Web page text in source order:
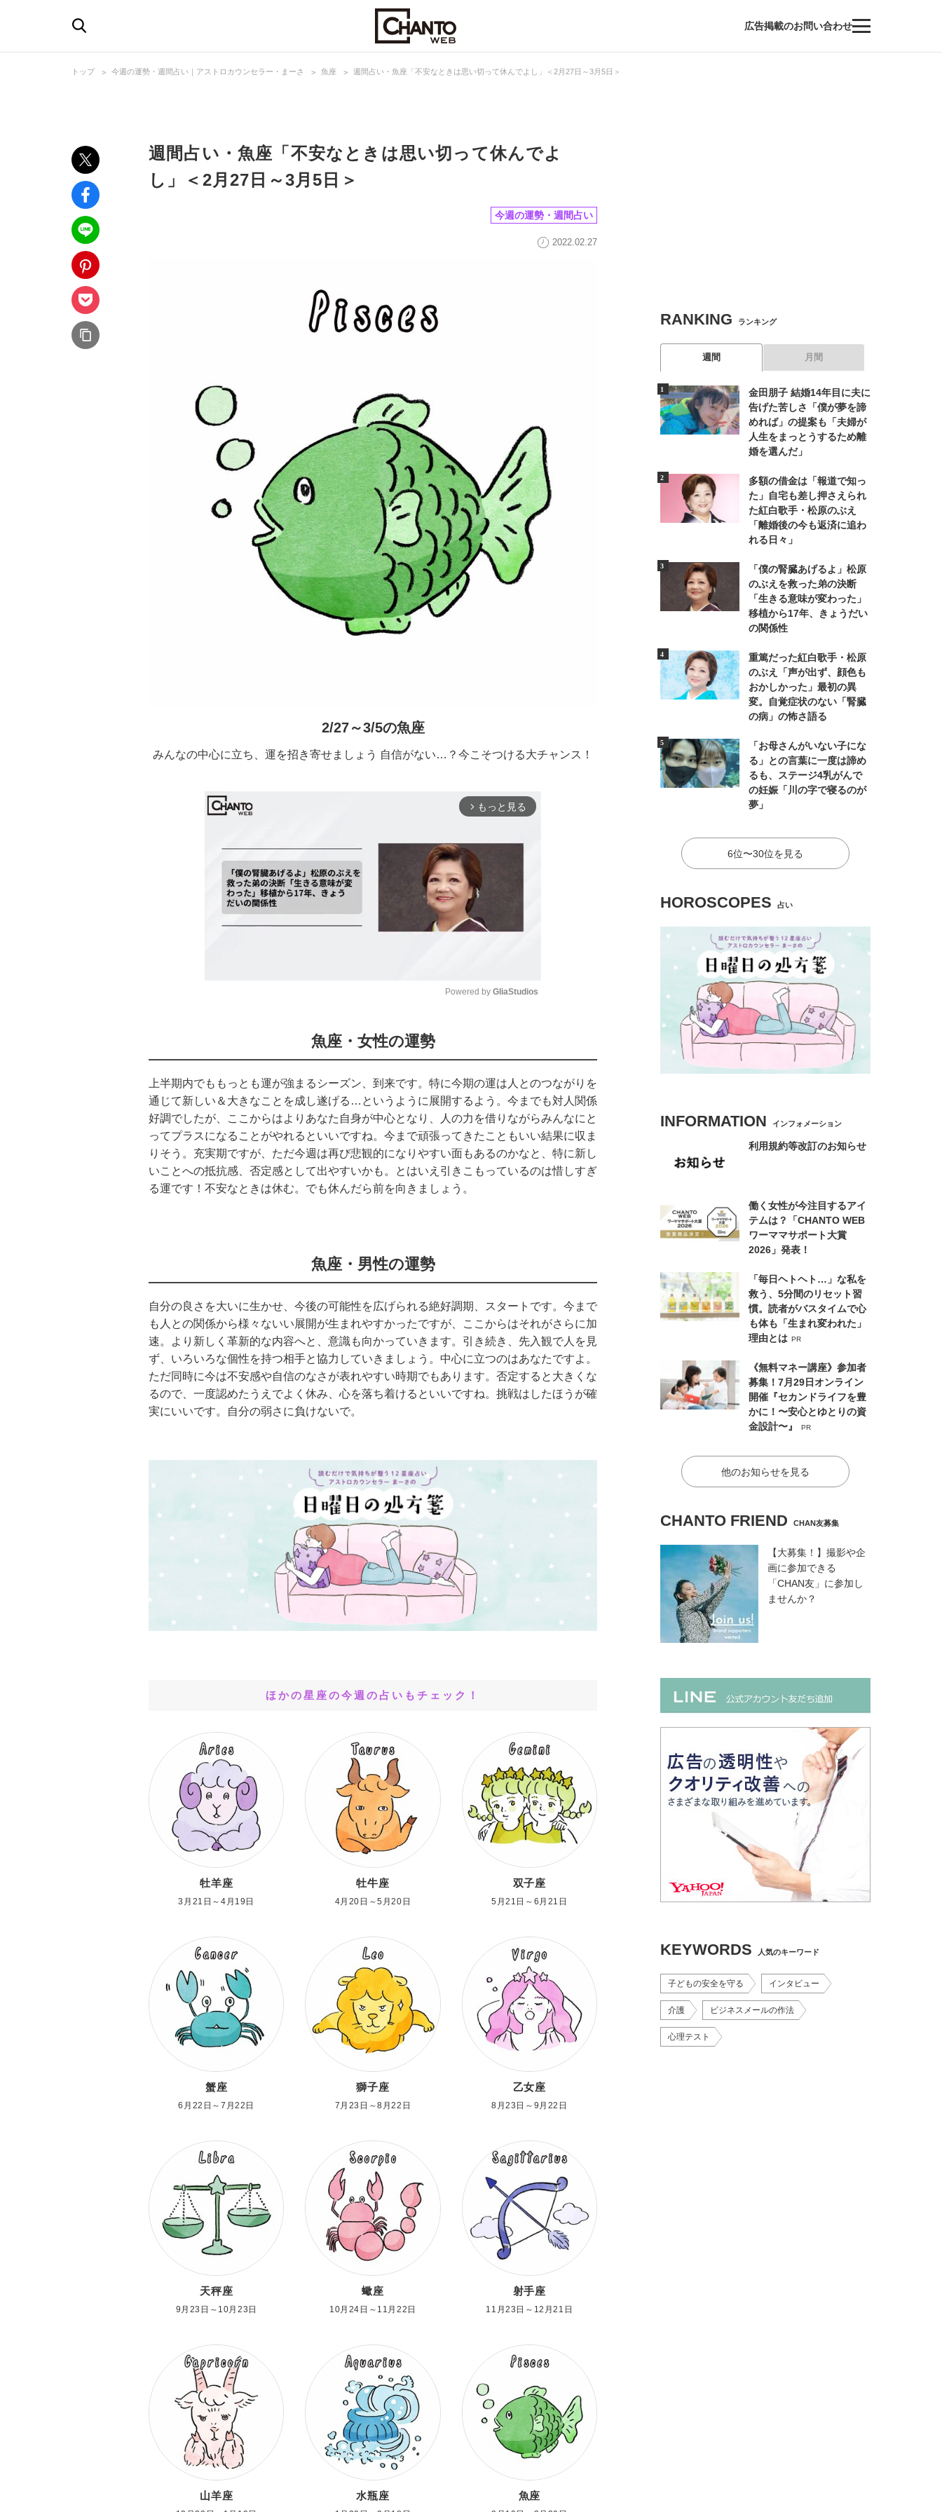
広告掲載のお問い合わせ
トップ 今週の運勢・週間占い｜アストロカウンセラー・まーさ 魚座 週間占い・魚座「不安なときは思い切って休んでよし」＜2月27日～3月5日＞
週間占い・魚座「不安なときは思い切って休んでよ
し」＜2月27日～3月5日＞
今週の運勢・週間占い
2022.02.27
2/27～3/5の魚座
みんなの中心に立ち、運を招き寄せましょう 自信がない…？今こそつける大チャンス！
arrow_forward_ios もっと見る
Powered by GliaStudios
魚座・女性の運勢
上半期内でももっとも運が強まるシーズン、到来です。特に今期の運は人とのつながりを
通じて新しい＆大きなことを成し遂げる…というように展開するよう。今までも対人関係
好調でしたが、ここからはよりあなた自身が中心となり、人の力を借りながらみんなにと
ってプラスになることがやれるといいですね。今まで頑張ってきたこともいい結果に収ま
りそう。充実期ですが、ただ今週は再び悲観的になりやすい面もあるのかなと、特に新し
いことへの抵抗感、否定感として出やすいかも。とはいえ引きこもっているのは惜しすぎ
る運です！不安なときは休む。でも休んだら前を向きましょう。
魚座・男性の運勢
自分の良さを大いに生かせ、今後の可能性を広げられる絶好調期、スタートです。今まで
も人との関係から様々ないい展開が生まれやすかったですが、ここからはそれがさらに加
速。より新しく革新的な内容へと、意識も向かっていきます。引き続き、先入観で人を見
ず、いろいろな個性を持つ相手と協力していきましょう。中心に立つのはあなたですよ。
ただ同時に今は不安感や自信のなさが表れやすい時期でもあります。否定すると大きくな
るので、一度認めたうえでよく休み、心を落ち着けるといいですね。挑戦はしたほうが確
実にいいです。自分の弱さに負けないで。
ほかの星座の今週の占いもチェック！
牡羊座
3月21日～4月19日
牡牛座
4月20日～5月20日
双子座
5月21日～6月21日
蟹座
6月22日～7月22日
獅子座
7月23日～8月22日
乙女座
8月23日～9月22日
天秤座
9月23日～10月23日
蠍座
10月24日～11月22日
射手座
11月23日～12月21日
山羊座 水瓶座 魚座
RANKING ランキング
週間 月間
金田朋子 結婚14年目に夫に
告げた苦しさ「僕が夢を諦
めれば」の提案も「夫婦が
人生をまっとうするため離
婚を選んだ」
多額の借金は「報道で知っ
た」自宅も差し押さえられ
た紅白歌手・松原のぶえ
「離婚後の今も返済に追わ
れる日々」
「僕の腎臓あげるよ」松原
のぶえを救った弟の決断
「生きる意味が変わった」
移植から17年、きょうだい
の関係性
重篤だった紅白歌手・松原
のぶえ「声が出ず、顔色も
おかしかった」最初の異
変。自覚症状のない「腎臓
の病」の怖さ語る
「お母さんがいない子にな
る」との言葉に一度は諦め
るも、ステージ4乳がんで
の妊娠「川の字で寝るのが
夢」
6位〜30位を見る
HOROSCOPES 占い
INFORMATION インフォメーション
利用規約等改訂のお知らせ
働く女性が今注目するアイ
テムは？「CHANTO WEB
ワーママサポート大賞
2026」発表！
「毎日ヘトヘト…」な私を
救う、5分間のリセット習
慣。読者がバスタイムで心
も体も「生まれ変われた」
理由とは PR
《無料マネー講座》参加者
募集！7月29日オンライン
開催『セカンドライフを豊
かに！〜安心とゆとりの資
金設計〜』
PR
他のお知らせを見る
CHANTO FRIEND CHAN友募集
【大募集！】撮影や企
画に参加できる
「CHAN友」に参加し
ませんか？
KEYWORDS 人気のキーワード
子どもの安全を守る インタビュー
介護 ビジネスメールの作法
心理テスト